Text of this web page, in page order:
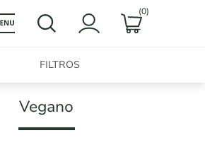
(0)
FILTROS
Vegano